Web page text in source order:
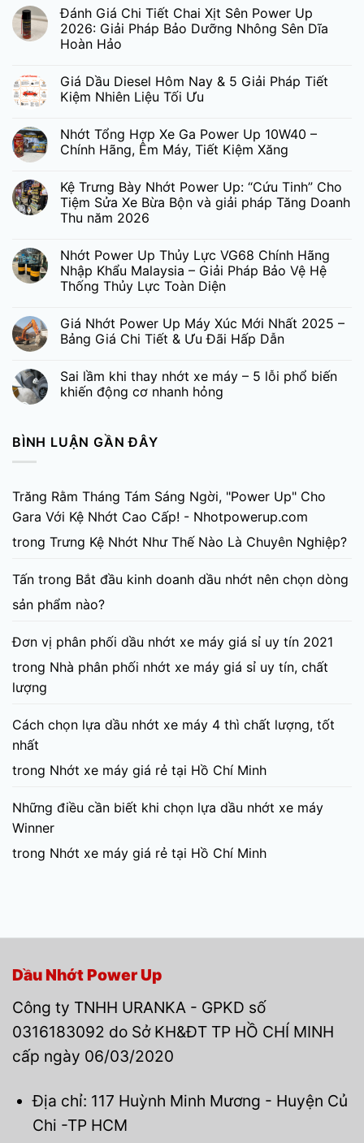
Đánh Giá Chi Tiết Chai Xịt Sên Power Up
2026: Giải Pháp Bảo Dưỡng Nhông Sên Dĩa
Hoàn Hảo
Giá Dầu Diesel Hôm Nay & 5 Giải Pháp Tiết
Kiệm Nhiên Liệu Tối Ưu
Nhớt Tổng Hợp Xe Ga Power Up 10W40 –
Chính Hãng, Êm Máy, Tiết Kiệm Xăng
Kệ Trưng Bày Nhớt Power Up: “Cứu Tinh” Cho
Tiệm Sửa Xe Bừa Bộn và giải pháp Tăng Doanh
Thu năm 2026
Nhớt Power Up Thủy Lực VG68 Chính Hãng
Nhập Khẩu Malaysia – Giải Pháp Bảo Vệ Hệ
Thống Thủy Lực Toàn Diện
Giá Nhớt Power Up Máy Xúc Mới Nhất 2025 –
Bảng Giá Chi Tiết & Ưu Đãi Hấp Dẫn
Sai lầm khi thay nhớt xe máy – 5 lỗi phổ biến
khiến động cơ nhanh hỏng
BÌNH LUẬN GẦN ĐÂY
Trăng Rằm Tháng Tám Sáng Ngời, "Power Up" Cho
Gara Với Kệ Nhớt Cao Cấp! - Nhotpowerup.com
trong Trưng Kệ Nhớt Như Thế Nào Là Chuyên Nghiệp?
Tấn trong Bắt đầu kinh doanh dầu nhớt nên chọn dòng
sản phẩm nào?
Đơn vị phân phối dầu nhớt xe máy giá sỉ uy tín 2021
trong Nhà phân phối nhớt xe máy giá sỉ uy tín, chất
lượng
Cách chọn lựa dầu nhớt xe máy 4 thì chất lượng, tốt
nhất
trong Nhớt xe máy giá rẻ tại Hồ Chí Minh
Những điều cần biết khi chọn lựa dầu nhớt xe máy
Winner
trong Nhớt xe máy giá rẻ tại Hồ Chí Minh
Dầu Nhớt Power Up
Công ty TNHH URANKA - GPKD số
0316183092 do Sở KH&ĐT TP HỒ CHÍ MINH
cấp ngày 06/03/2020
Địa chỉ: 117 Huỳnh Minh Mương - Huyện Củ
Chi -TP HCM